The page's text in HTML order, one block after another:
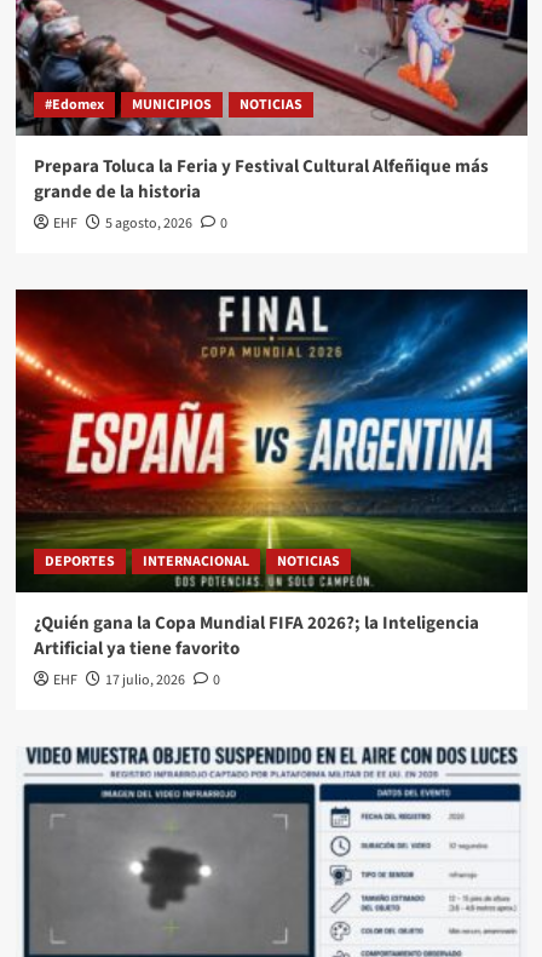
#Edomex MUNICIPIOS NOTICIAS
Prepara Toluca la Feria y Festival Cultural Alfeñique más
grande de la historia
EHF 5 agosto, 2026 0
DEPORTES INTERNACIONAL NOTICIAS
¿Quién gana la Copa Mundial FIFA 2026?; la Inteligencia
Artificial ya tiene favorito
EHF 17 julio, 2026 0